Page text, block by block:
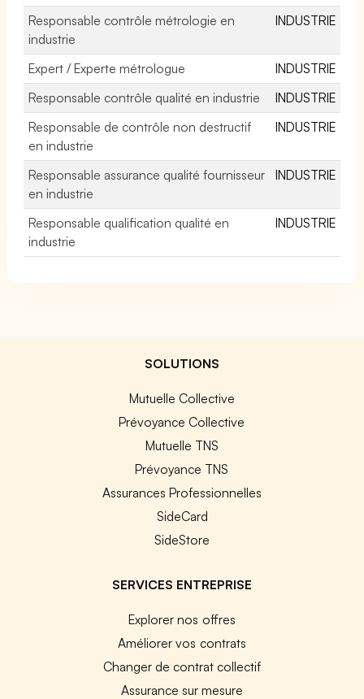
Responsable contrôle métrologie en
industrie
INDUSTRIE
Expert / Experte métrologue
INDUSTRIE
Responsable contrôle qualité en industrie
INDUSTRIE
Responsable de contrôle non destructif
en industrie
INDUSTRIE
Responsable assurance qualité fournisseur
en industrie
INDUSTRIE
Responsable qualification qualité en
industrie
INDUSTRIE
SOLUTIONS
Mutuelle Collective
Prévoyance Collective
Mutuelle TNS
Prévoyance TNS
Assurances Professionnelles
SideCard
SideStore
SERVICES ENTREPRISE
Explorer nos offres
Améliorer vos contrats
Changer de contrat collectif
Assurance sur mesure